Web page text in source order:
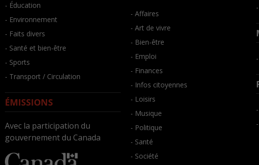
- Éducation
- Environnement
- Faits divers
- Santé et bien-être
- Sports
- Transport / Circulation
ÉMISSIONS
Avec la participation du
gouvernement du Canada
- Affaires
- Art de vivre
- Bien-être
- Emploi
- Finances
- Infos citoyennes
- Loisirs
- Musique
- Politique
- Santé
- Société